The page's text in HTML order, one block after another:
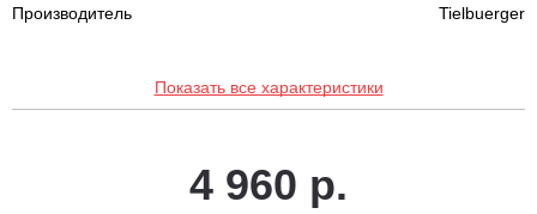
Производитель Tielbuerger
Показать все характеристики
4 960 р.